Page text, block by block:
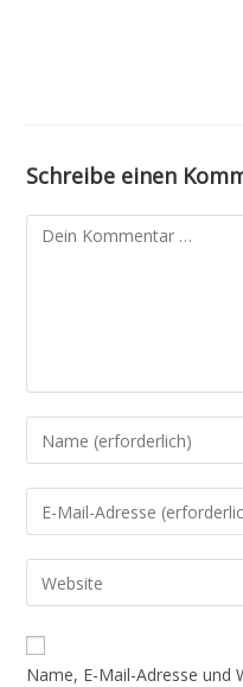
Schreibe einen
Name, E-Mail-Adresse und